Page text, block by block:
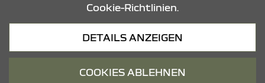
Datenschutz
Cookie-Richtlinien.
DETAILS ANZEIGEN
COOKIES ABLEHNEN